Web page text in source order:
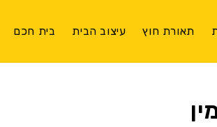
תאורת חוץ עיצוב הבית בית חכם